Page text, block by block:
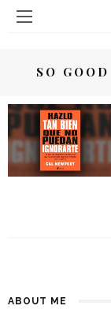
SO
ABOUT ME